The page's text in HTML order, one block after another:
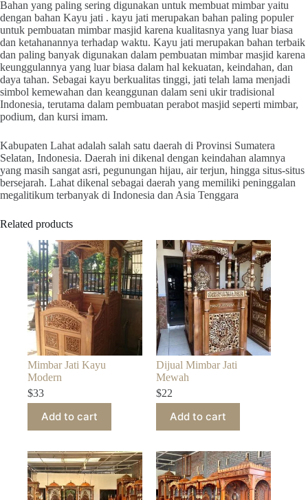
Bahan yang paling sering digunakan untuk membuat mimbar yaitu
dengan bahan Kayu jati . kayu jati merupakan bahan paling populer
untuk pembuatan mimbar masjid karena kualitasnya yang luar biasa
dan ketahanannya terhadap waktu. Kayu jati merupakan bahan terbaik
dan paling banyak digunakan dalam pembuatan mimbar masjid karena
keunggulannya yang luar biasa dalam hal kekuatan, keindahan, dan
daya tahan. Sebagai kayu berkualitas tinggi, jati telah lama menjadi
simbol kemewahan dan keanggunan dalam seni ukir tradisional
Indonesia, terutama dalam pembuatan perabot masjid seperti mimbar,
podium, dan kursi imam.
Kabupaten Lahat adalah salah satu daerah di Provinsi Sumatera
Selatan, Indonesia. Daerah ini dikenal dengan keindahan alamnya
yang masih sangat asri, pegunungan hijau, air terjun, hingga situs-situs
bersejarah. Lahat dikenal sebagai daerah yang memiliki peninggalan
megalitikum terbanyak di Indonesia dan Asia Tenggara
Related products
Mimbar Jati Kayu
Modern
$33
Add to cart
Dijual Mimbar Jati
Mewah
$22
Add to cart